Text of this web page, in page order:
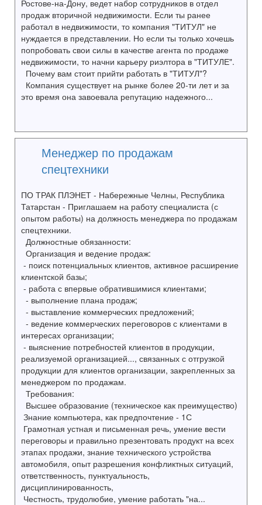
Ростове-на-Дону, ведет набор сотрудников в отдел
продаж вторичной недвижимости. Если ты ранее
работал в недвижимости, то компания "ТИТУЛ" не
нуждается в представлении. Но если ты только хочешь
попробовать свои силы в качестве агента по продаже
недвижимости, то начни карьеру риэлтора в "ТИТУЛЕ".
Почему вам стоит прийти работать в "ТИТУЛ"?
Компания существует на рынке более 20-ти лет и за
это время она завоевала репутацию надежного...
Менеджер по продажам
спецтехники
ПО ТРАК ПЛЭНЕТ - Набережные Челны, Республика
Татарстан - Приглашаем на работу специалиста (с
опытом работы) на должность менеджера по продажам
спецтехники.
Должностные обязанности:
Организация и ведение продаж:
- поиск потенциальных клиентов, активное расширение
клиентской базы;
- работа с впервые обратившимися клиентами;
- выполнение плана продаж;
- выставление коммерческих предложений;
- ведение коммерческих переговоров с клиентами в
интересах организации;
- выяснение потребностей клиентов в продукции,
реализуемой организацией..., связанных с отгрузкой
продукции для клиентов организации, закрепленных за
менеджером по продажам.
Требования:
Высшее образование (техническое как преимущество)
Знание компьютера, как предпочтение - 1С
Грамотная устная и письменная речь, умение вести
переговоры и правильно презентовать продукт на всех
этапах продажи, знание технического устройства
автомобиля, опыт разрешения конфликтных ситуаций,
ответственность, пунктуальность,
дисциплинированность,
Честность, трудолюбие, умение работать "на...